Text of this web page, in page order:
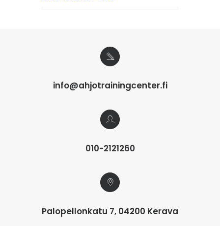
info@ahjotrainingcenter.fi
010-2121260
Palopellonkatu 7, 04200 Kerava